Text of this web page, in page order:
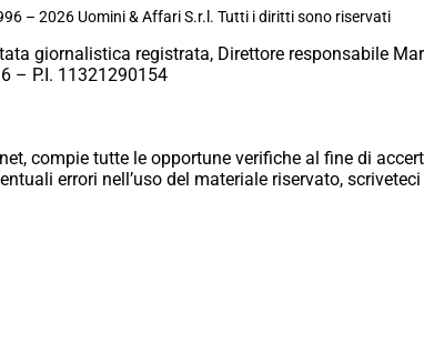
– 2026 Uomini & Affari S.r.l. Tutti i diritti sono riservati
giornalistica registrata, Direttore responsabile
– P.I. 11321290154
compie tutte le opportune verifiche al fine di
errori nell’uso del materiale riservato,